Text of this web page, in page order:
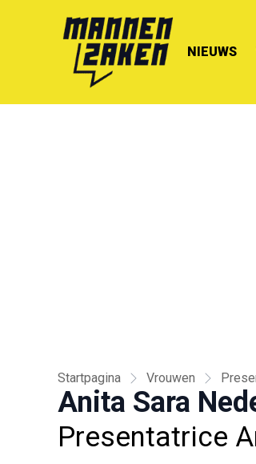
NIEUWS
Startpagina Vrouwen
Anita Sara
Presentatrice